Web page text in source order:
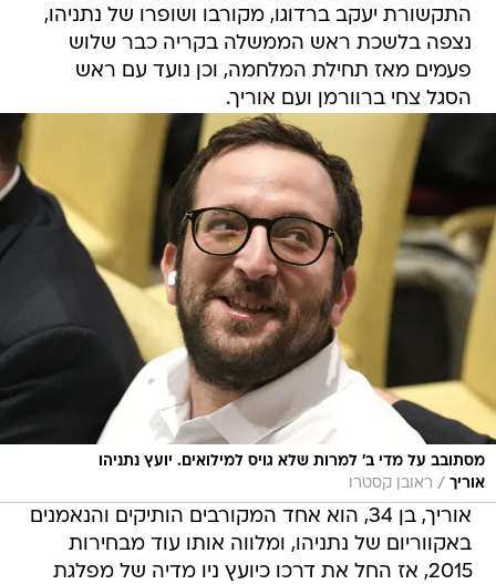
התקשורת יעקב ברדוגו, מקורבו ושופרו של נתניהו,
נצפה בלשכת ראש הממשלה בקריה כבר שלוש
פעמים מאז תחילת המלחמה, וכן נועד עם ראש
הסגל צחי ברוורמן ועם אוריך.
מסתובב על מדי ב' למרות שלא גויס למילואים. יועץ נתניהו
אוריך / ראובן קסטרו
אוריך, בן 34, הוא אחד המקורבים הותיקים והנאמנים
באקווריום של נתניהו, ומלווה אותו עוד מבחירות
2015, אז החל את דרכו כיועץ ניו מדיה של מפלגת